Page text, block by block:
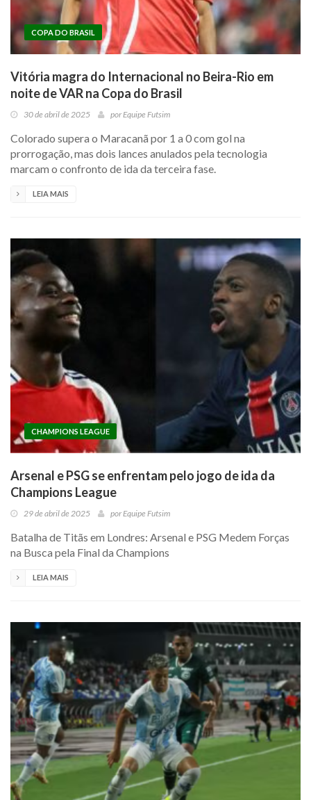
COPA DO BRASIL
Vitória magra do Internacional no Beira-Rio em
noite de VAR na Copa do Brasil
30 de abril de 2025 por Equipe Futsim
Colorado supera o Maracanã por 1 a 0 com gol na
prorrogação, mas dois lances anulados pela tecnologia
marcam o confronto de ida da terceira fase.
LEIA MAIS
CHAMPIONS LEAGUE
Arsenal e PSG se enfrentam pelo jogo de ida da
Champions League
29 de abril de 2025 porEquipe Futsim
Batalha de Titãs em Londres: Arsenal e PSG Medem Forças
na Busca pela Final da Champions
LEIA MAIS